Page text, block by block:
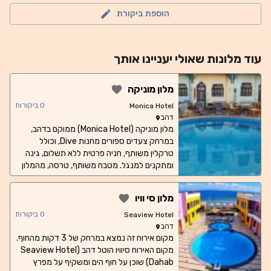
מפארקי המים הכי גדולים ומגוונים באזור. יש 6 מגדלים עם 23
מגלשות מים, מזרקות מים אינטראקטיביות גדולות, ומתקני ’אקווה
קארטינג, גן חיות מלאכותי, קרוסלה, גלגל ענק ועוד הרבה
אטרקציות מלהיבות.
הוספת ביקורת
עוד מלונות שאולי יעניינו אותך
מלון מוניקה
Monica Hotel
דהב
-
0 ביקורות
מלון מוניקה (Monica Hotel) ממוקם בדהב,
במרחק צעדים ספורים מחנות Dive, וכולל
טרקלין משותף, חניה פרטית ללא תשלום, גינה
ומתקנים למנגל. מטבח משותף, טרסה, מהמלון
נשקף נוף לבריכה והוא כולל בריכה חיצונית,
אלחוטי חינם בכל מקום האירוח. כל יחידות האירוח
כוללות פינת ישיבה. תוכלו למצוא בחדרי האירוח
לצאת לפעילויות כמו רכיבה על אופניים בדהב
וסביבתה. נקודות עניין פופולריות בקרבת מקום
כוללות את חנות הצלילה אקס-טרים סקובה דייב
מלון סי וויו
Seaview Hotel
דהב
-
0 ביקורות
מקום אירוח זה נמצא במרחק של 3 דקות מהחוף.
מקום האירוח סיוויו הוטל דהב (Seaview Hotel
Dahab) שוכן על חוף הים ומשקיף על מפרץ